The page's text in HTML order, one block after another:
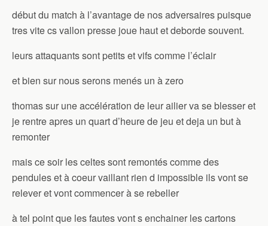
début du match à l’avantage de nos adversaires puisque
tres vite cs vallon presse joue haut et deborde souvent.
leurs attaquants sont petits et vifs comme l’éclair
et bien sur nous serons menés un à zero
thomas sur une accélération de leur ailier va se blesser et
je rentre apres un quart d’heure de jeu et deja un but à
remonter
mais ce soir les celtes sont remontés comme des
pendules et à coeur vaillant rien d impossible ils vont se
relever et vont commencer à se rebeller
à tel point que les fautes vont s enchainer les cartons